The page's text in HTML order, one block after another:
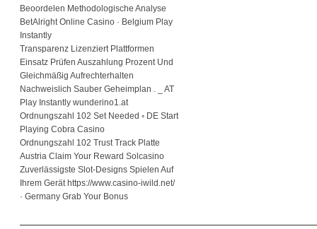
Beoordelen Methodologische Analyse
BetAlright Online Casino · Belgium Play
Instantly
Transparenz Lizenziert Plattformen
Einsatz Prüfen Auszahlung Prozent Und
Gleichmäßig Aufrechterhalten
Nachweislich Sauber Geheimplan . _ AT
Play Instantly wunderino1.at
Ordnungszahl 102 Set Needed ◦ DE Start
Playing Cobra Casino
Ordnungszahl 102 Trust Track Platte
Austria Claim Your Reward Solcasino
Zuverlässigste Slot-Designs Spielen Auf
Ihrem Gerät https://www.casino-iwild.net/
· Germany Grab Your Bonus